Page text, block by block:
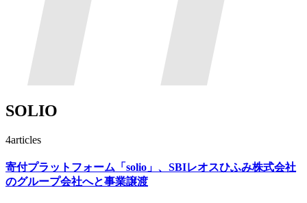
SOLIO
4articles
寄付プラットフォーム「solio」、SBIレオスひふみ株式会社
のグループ会社へと事業譲渡